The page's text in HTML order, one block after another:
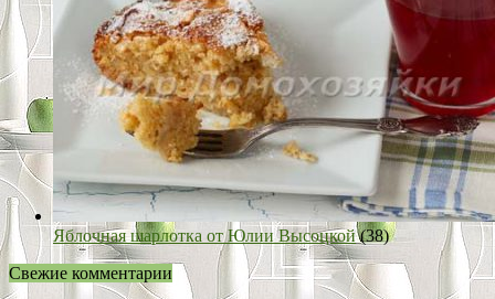
Яблочная шарлотка от Юлии Высоцкой (38)
Свежие комментарии